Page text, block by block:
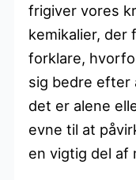
frigiver vores
kemikalier, der
forklare,
sig bedre efter
det er alene
evne til at
en vigtig del af